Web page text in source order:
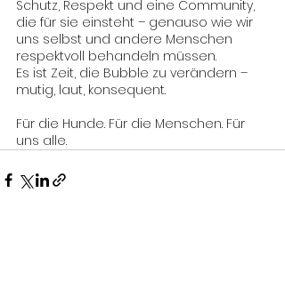
Schutz, Respekt und eine Community,
die für sie einsteht – genauso wie wir
uns selbst und andere Menschen
respektvoll behandeln müssen.
Es ist Zeit, die Bubble zu verändern –
mutig, laut, konsequent.
Für die Hunde. Für die Menschen. Für
uns alle.